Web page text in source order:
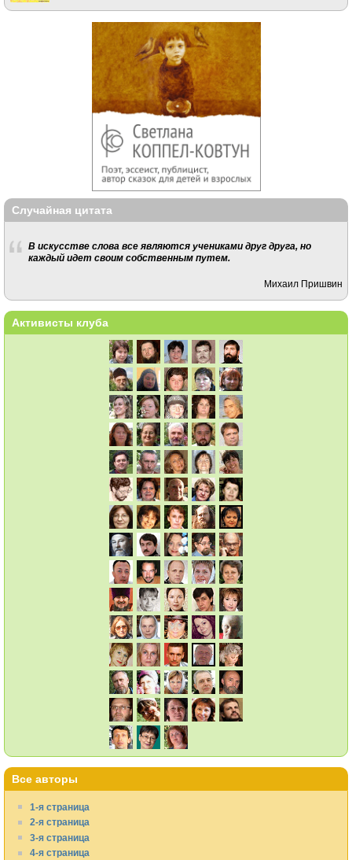
Случайная цитата
В искусстве слова все являются учениками друг друга, но
каждый идет своим собственным путем.
Михаил Пришвин
Активисты клуба
Все авторы
1-я страница
2-я страница
3-я страница
4-я страница